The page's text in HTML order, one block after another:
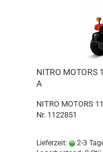
NITRO
A
NITRO MOTORS
Nr. 1122851
Lieferzeit: 2-3